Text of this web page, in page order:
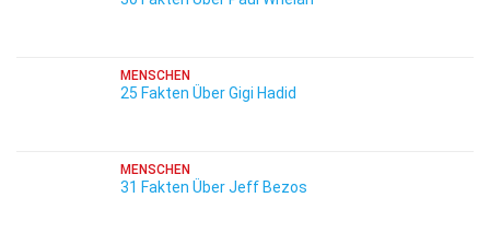
MENSCHEN
25 Fakten Über Gigi Hadid
MENSCHEN
31 Fakten Über Jeff Bezos